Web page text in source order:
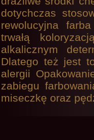
dotychczas
rewolucyjna
trwałą
alkalicznym
Dlatego też jest
alergii
zabiegu
miseczkę oraz